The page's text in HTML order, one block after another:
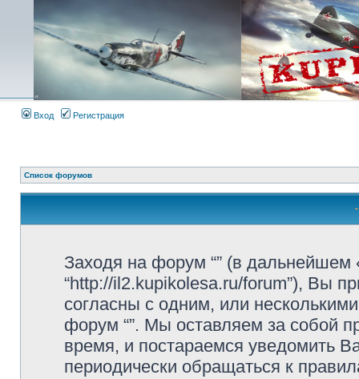
Вход Регистрация
Список форумов
Заходя на форум “” (в дальнейшем
“http://il2.kupikolesa.ru/forum”), Вы
согласны с одним, или
форум “”. Мы оставляем за собой
время, и постараемся уведомить
периодически обращаться к